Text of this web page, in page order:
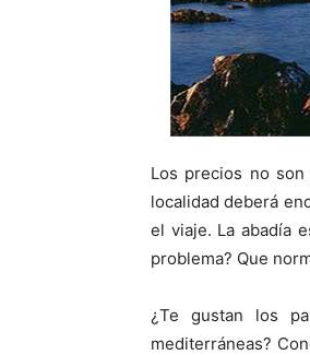
Los precios no
localidad deberá
el viaje. La abadía
problema? Que
¿Te gustan los
mediterráneas?